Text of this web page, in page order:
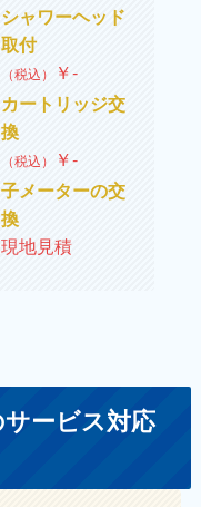
シャワーヘッド
取付
（税込） ￥‐
カートリッジ交
換
（税込） ￥‐
子メーターの交
換
現地見積
ービス対応